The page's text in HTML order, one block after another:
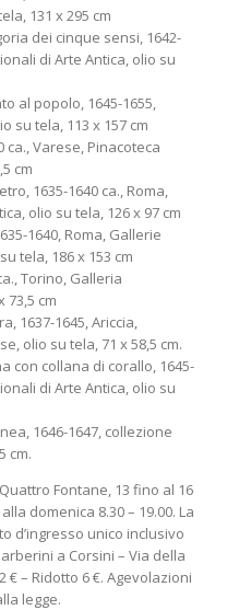
131 x 295 cm
dei cinque sensi, 1642-
di Arte Antica, olio su
al popolo, 1645-1655,
su tela, 113 x 157 cm
ca., Varese, Pinacoteca
cm
1635-1640 ca., Roma,
olio su tela, 126 x 97 cm
1640, Roma, Gallerie
tela, 186 x 153 cm
Torino, Galleria
73,5 cm
1637-1645, Ariccia,
olio su tela, 71 x 58,5 cm.
con collana di corallo, 1645-
di Arte Antica, olio su
1646-1647, collezione
cm.
Fontane, 13 fino al 16
domenica 8.30 – 19.00. La
d’ingresso unico inclusivo
a Corsini – Via della
€ – Ridotto 6 €. Agevolazioni
legge.